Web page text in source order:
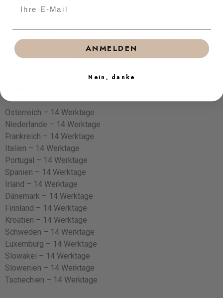
Zahlungsart.
Lastschrift (PayPal Plus) oder Vorauskasse beginnt die
Lieferfrist einen Tag nach Tätigung der Zahlungsanweisung.
Bei allen anderen Zahlungsarten beginnt die Frist einen Tag
Für Lieferungen außerhalb Deutschlands gelten die
Österreich – 14 Werktage
Niederlande – 14 Werktage
Frankreich – 14 Werktage
Italien – 14 Werktage
Portugal – 14 Werktage
Spanien – 14 Werktage
Irland – 14 Werktage
Dänemark – 14 Werktage
Finnland – 14 Werktage
Kroatien – 14 Werktage
Schweden – 14 Werktage
Luxemburg – 14 Werktage
Slowakei – 14 Werktage
Slowenien – 14 Werktage
Tschechien – 14 Werktage
ANMELDEN
Nein, danke